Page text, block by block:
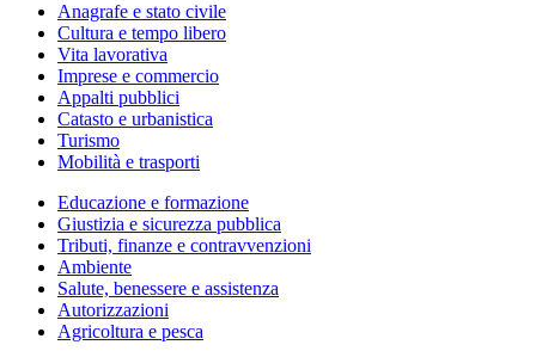
Anagrafe e stato civile
Cultura e tempo libero
Vita lavorativa
Imprese e commercio
Appalti pubblici
Catasto e urbanistica
Turismo
Mobilità e trasporti
Educazione e formazione
Giustizia e sicurezza pubblica
Tributi, finanze e contravvenzioni
Ambiente
Salute, benessere e assistenza
Autorizzazioni
Agricoltura e pesca